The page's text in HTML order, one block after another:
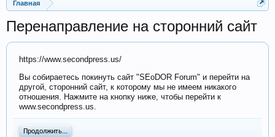
Главная
Перенаправление на сторонний сайт
https://www.secondpress.us/
Вы собираетесь покинуть сайт "SEoDOR Forum" и перейти на
другой, сторонний сайт, к которому мы не имеем никакого
отношения. Нажмите на кнопку ниже, чтобы перейти к
www.secondpress.us.
Продолжить...